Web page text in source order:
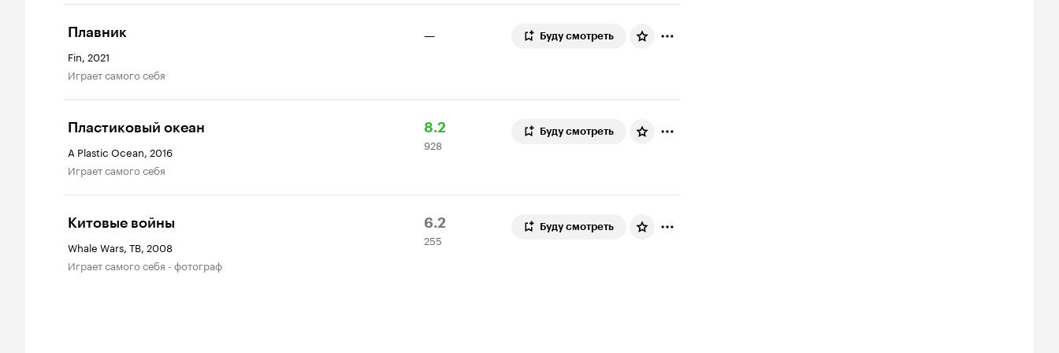
Плавник
Fin, 2021
играет самого себя
— Буду смотреть
Пластиковый океан
A Plastic Ocean, 2016
играет самого себя
Рейтинг
Кинопоиска
8.2
928
оценок
928
Буду смотреть
Китовые войны
Whale Wars, ТВ, 2008
играет самого себя - фотограф
Рейтинг
Кинопоиска
6.2
255
оценок
255
Буду смотреть